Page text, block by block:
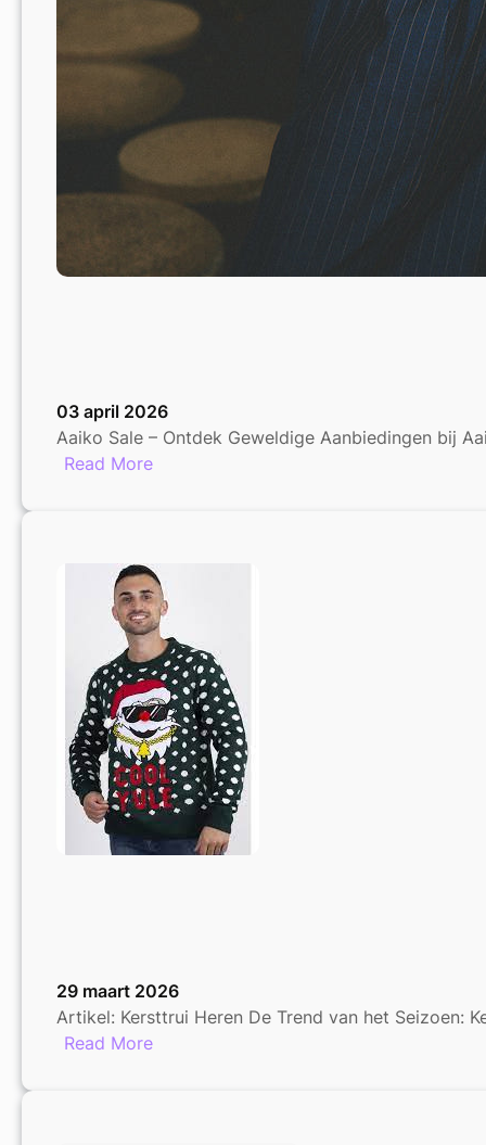
03 april 2026
Aaiko Sale – Ontdek Geweldige Aanbiedingen bij
Read More:
de
Aaiko
Sale
29 maart 2026
Artikel: Kersttrui Heren De Trend van het Seizoen:
Read More: